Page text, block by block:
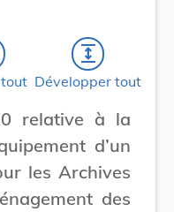
expand
Développer tout
relative à la
d’un
les Archives
des